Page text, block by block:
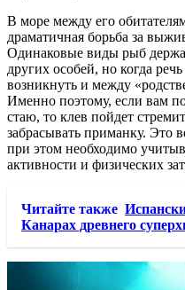
В море между его
драматичная борьба за
Одинаковые виды рыб
других особей, но когда
возникнуть и между
Именно поэтому, если вам
стаю, то клев пойдет
забрасывать приманку. Это
при этом необходимо
активности и физических
Читайте также
Канарах древнего